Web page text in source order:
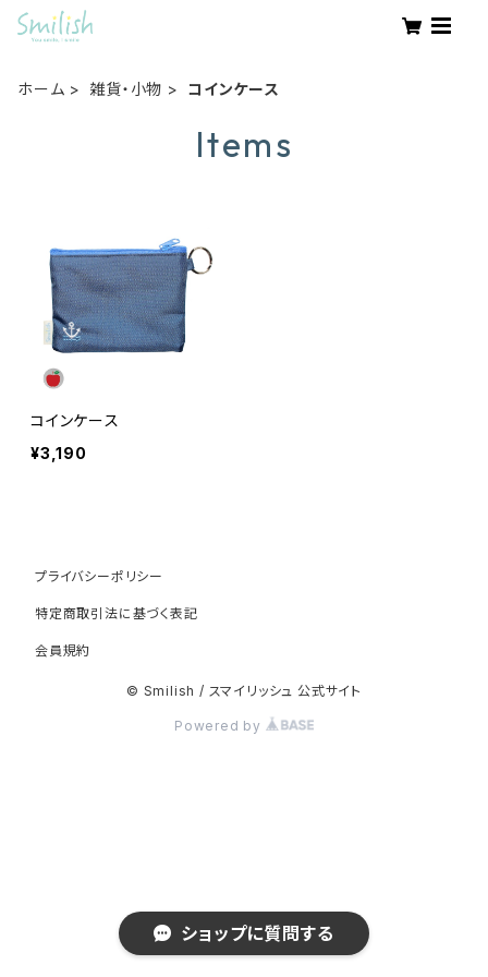
ホーム 雑貨・小物 コインケース
Items
コインケース
¥3,190
プライバシーポリシー
特定商取引法に基づく表記
会員規約
© Smilish / スマイリッシュ 公式サイト
Powered by
ショップに質問する